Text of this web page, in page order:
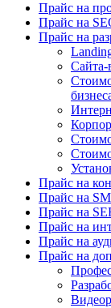
Прайс на
Прайс на
Прайс на
Cайта-
Прайс на
Прайс на
Прайс на
Прайс на
Прайс на
Прайс на